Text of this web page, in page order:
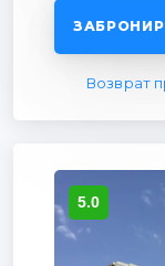
Возврат
5.0